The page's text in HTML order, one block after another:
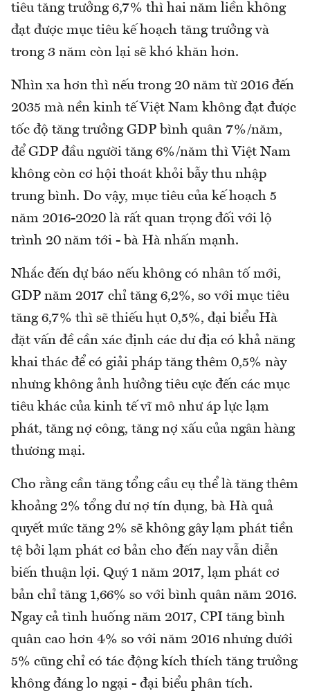
tiêu tăng trưởng 6,7% thì hai năm liền không
đạt được mục tiêu kế hoạch tăng trưởng và
trong 3 năm còn lại sẽ khó khăn hơn.
Nhìn xa hơn thì nếu trong 20 năm từ 2016 đến
2035 mà nền kinh tế Việt Nam không đạt được
tốc độ tăng trưởng GDP bình quân 7%/năm,
để GDP đầu người tăng 6%/năm thì Việt Nam
không còn cơ hội thoát khỏi bẫy thu nhập
trung bình. Do vậy, mục tiêu của kế hoạch 5
năm 2016-2020 là rất quan trọng đối với lộ
trình 20 năm tới - bà Hà nhấn mạnh.
Nhắc đến dự báo nếu không có nhân tố mới,
GDP năm 2017 chỉ tăng 6,2%, so với mục tiêu
tăng 6,7% thì sẽ thiếu hụt 0,5%, đại biểu Hà
đặt vấn đề cần xác định các dư địa có khả năng
khai thác để có giải pháp tăng thêm 0,5% này
nhưng không ảnh hưởng tiêu cực đến các mục
tiêu khác của kinh tế vĩ mô như áp lực lạm
phát, tăng nợ công, tăng nợ xấu của ngân hàng
thương mại.
Cho rằng cần tăng tổng cầu cụ thể là tăng thêm
khoảng 2% tổng dư nợ tín dụng, bà Hà quả
quyết mức tăng 2% sẽ không gây lạm phát tiền
tệ bởi lạm phát cơ bản cho đến nay vẫn diễn
biến thuận lợi. Quý 1 năm 2017, lạm phát cơ
bản chỉ tăng 1,66% so với bình quân năm 2016.
Ngay cả tình huống năm 2017, CPI tăng bình
quân cao hơn 4% so với năm 2016 nhưng dưới
5% cũng chỉ có tác động kích thích tăng trưởng
không đáng lo ngại - đại biểu phân tích.